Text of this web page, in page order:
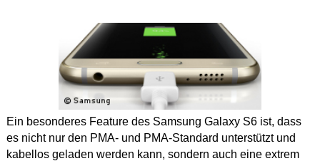
Ein besonderes Feature des Samsung Galaxy S6 ist, dass
es nicht nur den PMA- und PMA-Standard unterstützt und
kabellos geladen werden kann, sondern auch eine extrem